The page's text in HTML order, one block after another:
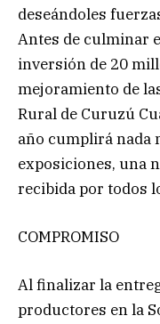
deseándoles
Antes de culminar
inversión de 20
mejoramiento de
Rural de Curuzú
año cumplirá nada
exposiciones, una
recibida por todos
COMPROMISO
Al finalizar la
productores en la